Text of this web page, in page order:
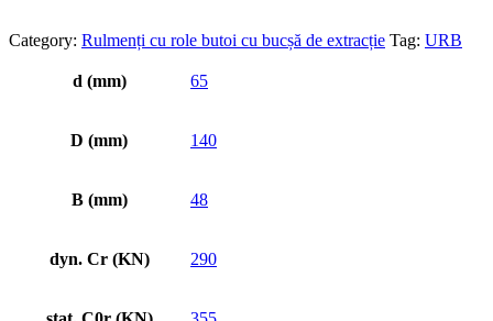
Category: Rulmenți cu role butoi cu bucșă de extracție Tag: URB
d (mm) 65
D (mm) 140
B (mm) 48
dyn. Cr (KN) 290